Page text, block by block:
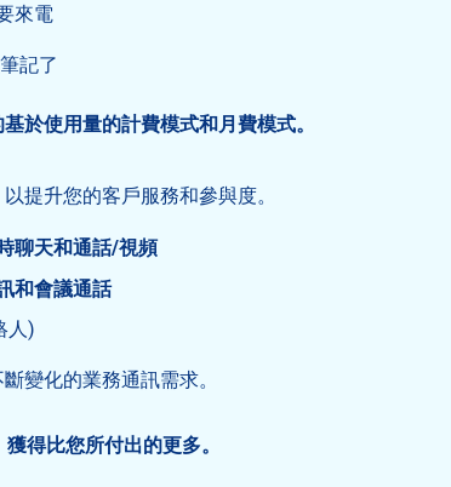
來電
記了
於使用量的計費模式和月費模式。
提升您的客戶服務和參與度。
聊天和通話/視頻
和會議通話
人)
變化的業務通訊需求。
得比您所付出的更多。